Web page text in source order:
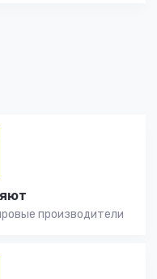
производители